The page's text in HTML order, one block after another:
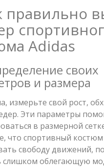
правильно
Adidas
своих
и размера
измерьте свой рост,
Эти параметры
в размерной
что спортивный
свободу движений,
слишком облегающую